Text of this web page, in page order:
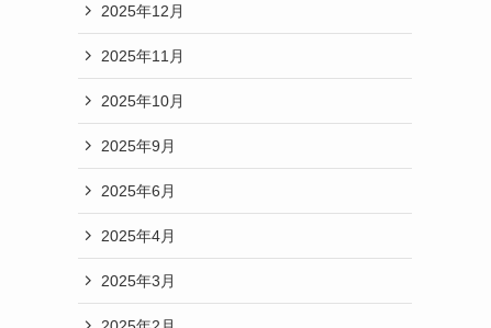
2025年12月
2025年11月
2025年10月
2025年9月
2025年6月
2025年4月
2025年3月